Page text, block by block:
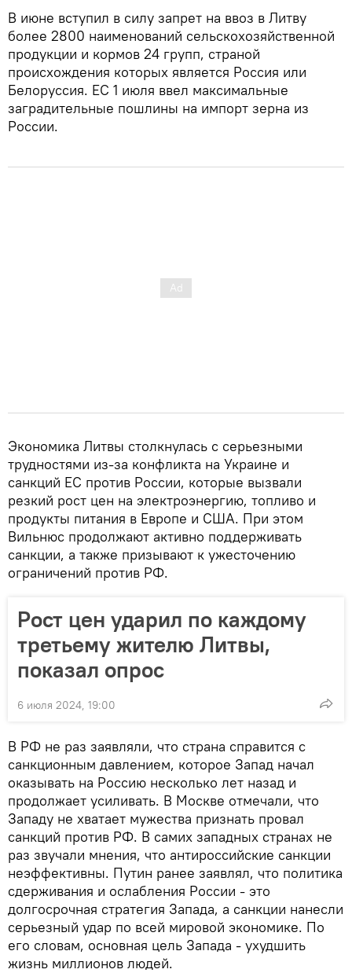
В июне вступил в силу запрет на ввоз в Литву
более 2800 наименований сельскохозяйственной
продукции и кормов 24 групп, страной
происхождения которых является Россия или
Белоруссия. ЕС 1 июля ввел максимальные
заградительные пошлины на импорт зерна из
России.
Экономика Литвы столкнулась с серьезными
трудностями из-за конфликта на Украине и
санкций ЕС против России, которые вызвали
резкий рост цен на электроэнергию, топливо и
продукты питания в Европе и США. При этом
Вильнюс продолжают активно поддерживать
санкции, а также призывают к ужесточению
ограничений против РФ.
Рост цен ударил по каждому
третьему жителю Литвы,
показал опрос
6 июля 2024, 19:00
В РФ не раз заявляли, что страна справится с
санкционным давлением, которое Запад начал
оказывать на Россию несколько лет назад и
продолжает усиливать. В Москве отмечали, что
Западу не хватает мужества признать провал
санкций против РФ. В самих западных странах не
раз звучали мнения, что антироссийские санкции
неэффективны. Путин ранее заявлял, что политика
сдерживания и ослабления России - это
долгосрочная стратегия Запада, а санкции нанесли
серьезный удар по всей мировой экономике. По
его словам, основная цель Запада - ухудшить
жизнь миллионов людей.